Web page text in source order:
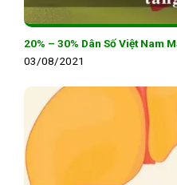
20% – 30% Dân Số Việt Nam
03/08/2021